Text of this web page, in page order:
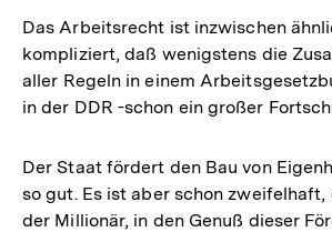
Das Arbeitsrecht ist inzwischen
kompliziert, daß wenigstens die
aller Regeln in einem
in der DDR -schon ein großer
Der Staat fördert den Bau von
so gut. Es ist aber schon zweifelhaft,
der Millionär, in den Genuß dieser